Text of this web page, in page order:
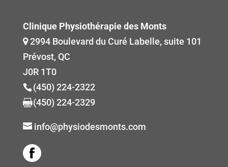
Clinique Physiothérapie des Monts
2994 Boulevard du Curé Labelle, suite 101
Prévost, QC
J0R 1T0
(450) 224-2322
(450) 224-2329
info@physiodesmonts.com